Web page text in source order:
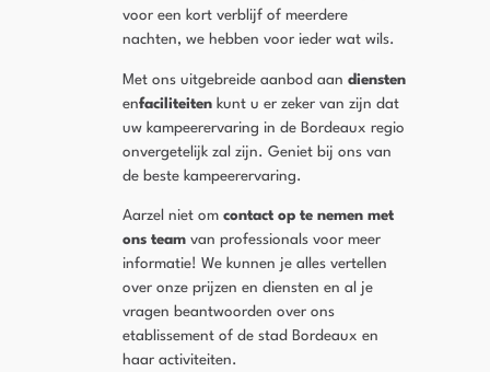
voor een kort verblijf of meerdere
nachten, we hebben voor ieder wat wils.
Met ons uitgebreide aanbod aan diensten
enfaciliteitenkunt u er zeker van zijn dat
uw kampeerervaring in de Bordeaux regio
onvergetelijk zal zijn. Geniet bij ons van
de beste kampeerervaring.
Aarzel niet omcontact op te nemen met
ons teamvan professionals voor meer
informatie! We kunnen je alles vertellen
over onze prijzen en diensten en al je
vragen beantwoorden over ons
etablissement of de stad Bordeaux en
haar activiteiten.